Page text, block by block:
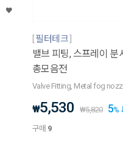
필터테크
밸브 피팅, 스프레이
총모음전
Valve Fitting, Metal fog
₩5,530 ₩5,820 5%
구매 9